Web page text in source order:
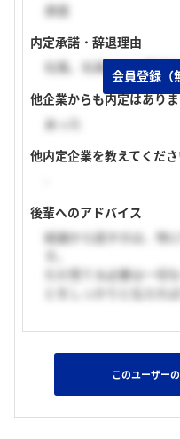
承諾
内定承諾・辞退理由
社風、社員の方の雰囲
他企業からも内定はあり
あった
他内定企業を教えてくだ
後輩へのアドバイス
結論から話すのは、特
ただ慌てる必要は一切
とをしっかりと伝えれ
会員登録（
このユーザー